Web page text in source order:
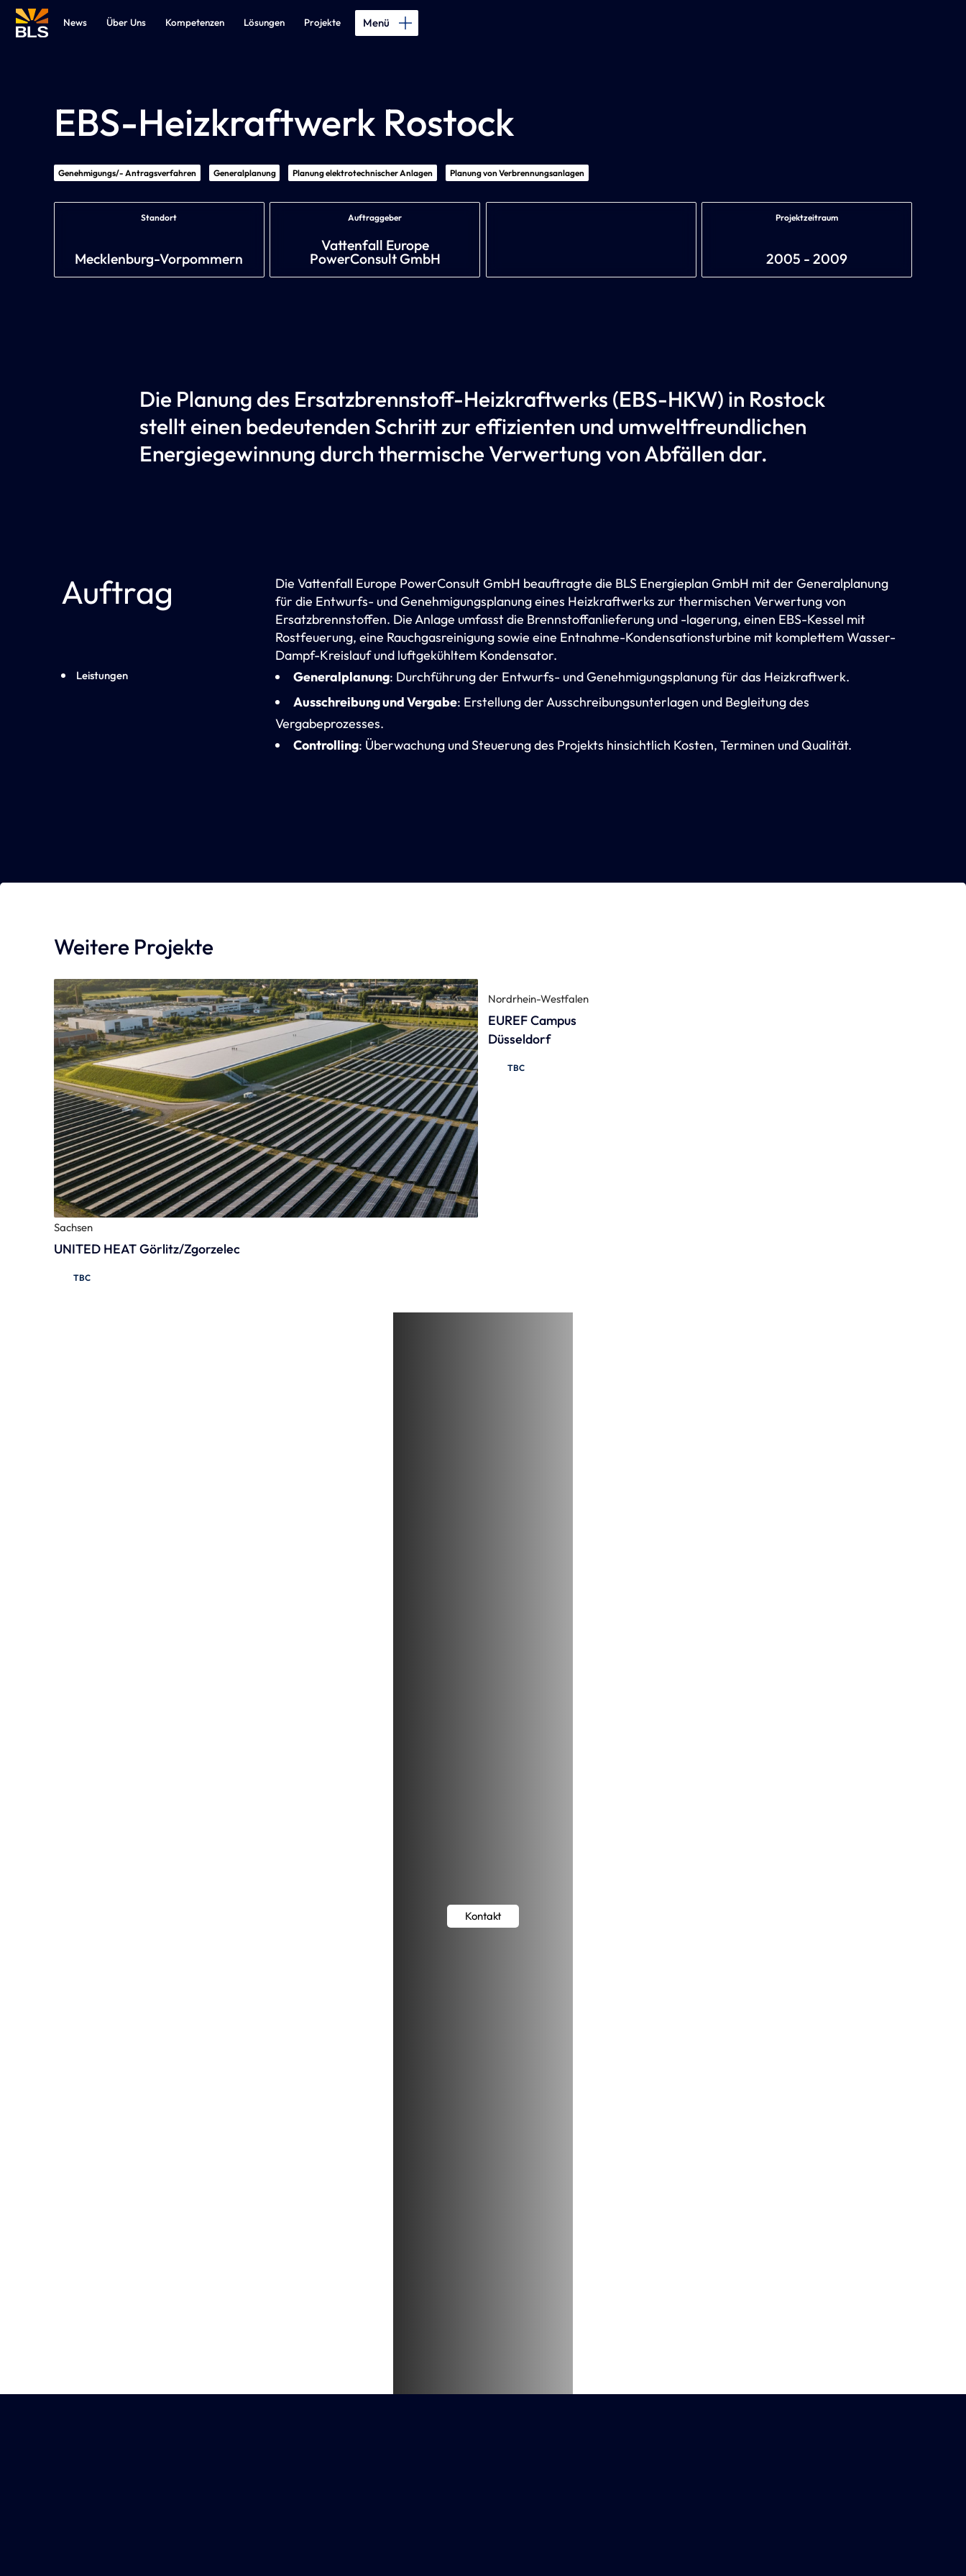
News Über Uns Kompetenzen Lösungen Projekte Menü
EBS-Heizkraftwerk Rostock
Genehmigungs/- Antragsverfahren Generalplanung Planung elektrotechnischer Anlagen Planung von Verbrennungsanlagen
Standort
Mecklenburg-Vorpommern
Auftraggeber
Vattenfall Europe
PowerConsult GmbH
Projektzeitraum
2005 - 2009
​Die Planung des Ersatzbrennstoff-Heizkraftwerks (EBS-HKW) in Rostock
stellt einen bedeutenden Schritt zur effizienten und umweltfreundlichen
Energiegewinnung durch thermische Verwertung von Abfällen dar.
Auftrag
Die Vattenfall Europe PowerConsult GmbH beauftragte die BLS Energieplan GmbH mit der Generalplanung
für die Entwurfs- und Genehmigungsplanung eines Heizkraftwerks zur thermischen Verwertung von
Ersatzbrennstoffen. Die Anlage umfasst die Brennstoffanlieferung und -lagerung, einen EBS-Kessel mit
Rostfeuerung, eine Rauchgasreinigung sowie eine Entnahme-Kondensationsturbine mit komplettem Wasser-
Dampf-Kreislauf und luftgekühltem Kondensator.
Leistungen Generalplanung: Durchführung der Entwurfs- und Genehmigungsplanung für das Heizkraftwerk.
Ausschreibung und Vergabe: Erstellung der Ausschreibungsunterlagen und Begleitung des
Vergabeprozesses.​
Controlling: Überwachung und Steuerung des Projekts hinsichtlich Kosten, Terminen und Qualität.
Weitere Projekte
Sachsen
UNITED HEAT Görlitz/Zgorzelec
TBC
Nordrhein-Westfalen
EUREF Campus
Düsseldorf
TBC
Kontakt